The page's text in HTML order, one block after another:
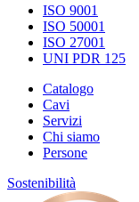
ISO 9001
ISO 50001
ISO 27001
UNI PDR 125
Catalogo
Cavi
Servizi
Chi siamo
Persone
Sostenibilità